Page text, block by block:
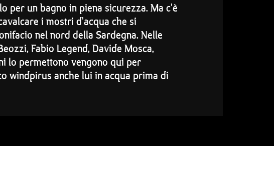
per un bagno in piena sicurezza. Ma c'è
i mostri d'acqua che si
nel nord della Sardegna. Nelle
Fabio Legend, Davide Mosca,
lo permettono vengono qui per
windpirus anche lui in acqua prima di